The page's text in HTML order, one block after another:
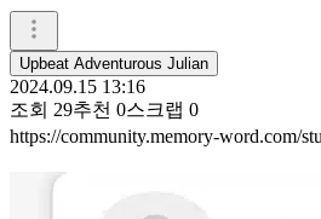
Upbeat Adventurous Julian
2024.09.15 13:16
조회 29추천 0스크랩 0
https://community.memory-word.com/